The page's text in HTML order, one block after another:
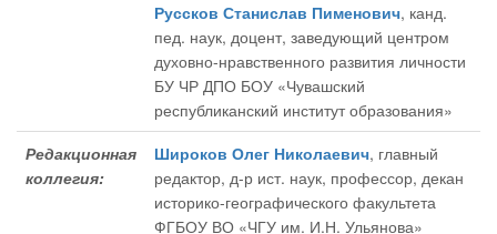
Руссков Станислав Пименович, канд.
пед. наук, доцент, заведующий центром
духовно-нравственного развития личности
БУ ЧР ДПО БОУ «Чувашский
республиканский институт образования»
Редакционная
коллегия:
Широков Олег Николаевич, главный
редактор, д-р ист. наук, профессор, декан
историко-географического факультета
ФГБОУ ВО «ЧГУ им. И.Н. Ульянова»